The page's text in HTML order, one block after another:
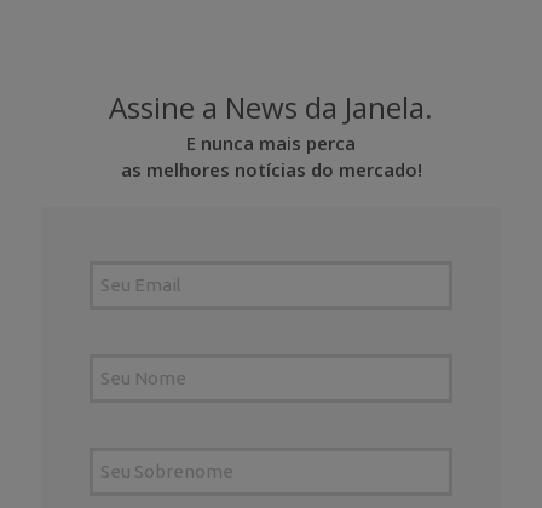
Assine a News da Janela.
E nunca mais perca
as melhores notícias do mercado!